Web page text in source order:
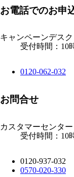
お電話でのお申
キャンペーンデスク
受付時間：10
0120-062-032
お問合せ
カスタマーセンター
受付時間：10
0120-937-032
0570-020-330